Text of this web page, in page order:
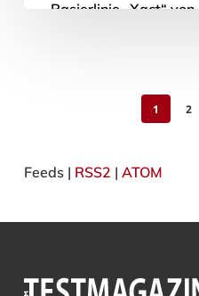
Rasierlinie „Xact“
1 2
Feeds | RSS2 | ATOM